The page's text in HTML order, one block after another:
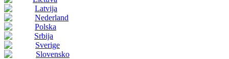
Latvija
Nederland
Polska
Srbija
Sverige
Slovensko